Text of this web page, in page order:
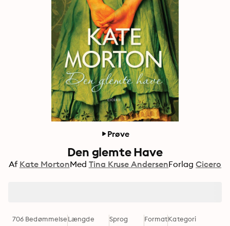
Prøve
Den glemte Have
Af Kate MortonMed Tina Kruse AndersenForlag Cicero
706 BedømmelseLængde Sprog FormatKategori